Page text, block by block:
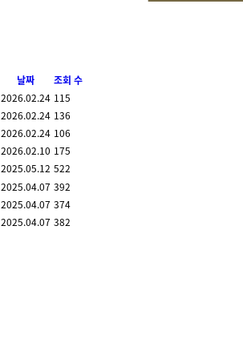
날짜
조회 수
2026.02.24 115
2026.02.24 136
2026.02.24 106
2026.02.10 175
2025.05.12 522
2025.04.07 392
2025.04.07 374
2025.04.07 382